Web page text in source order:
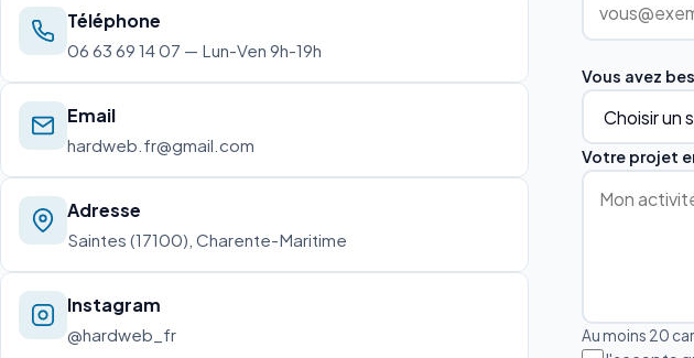
Téléphone
06 63 69 14 07 — Lun-Ven 9h-19h
Email
hardweb.fr@gmail.com
Adresse
Saintes (17100), Charente-Maritime
Instagram
@hardweb_fr
Vous avez
Votre projet
Au moins 20